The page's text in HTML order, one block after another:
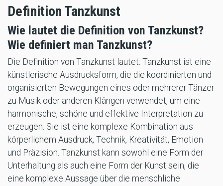
Definition Tanzkunst
Wie lautet die Definition von Tanzkunst?
Wie definiert man Tanzkunst?
Die Definition von Tanzkunst lautet: Tanzkunst ist eine
künstlerische Ausdrucksform, die die koordinierten und
organisierten Bewegungen eines oder mehrerer Tänzer
zu Musik oder anderen Klängen verwendet, um eine
harmonische, schöne und effektive Interpretation zu
erzeugen. Sie ist eine komplexe Kombination aus
körperlichem Ausdruck, Technik, Kreativität, Emotion
und Präzision. Tanzkunst kann sowohl eine Form der
Unterhaltung als auch eine Form der Kunst sein, die
eine komplexe Aussage über die menschliche